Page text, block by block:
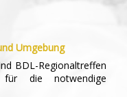
Umgebung
BDL-Regionaltreffen
die notwendige